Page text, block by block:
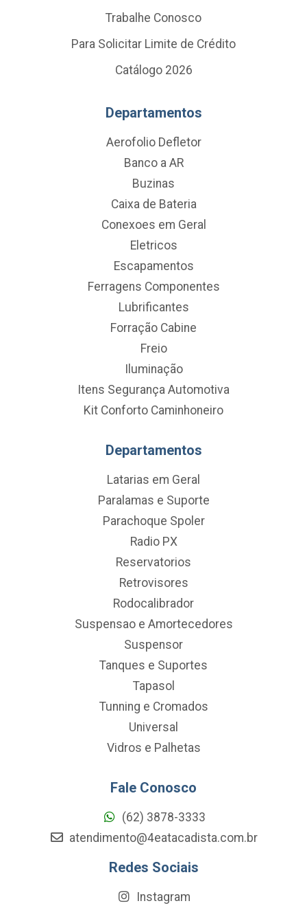
Trabalhe Conosco
Para Solicitar Limite de Crédito
Catálogo 2026
Departamentos
Aerofolio Defletor
Banco a AR
Buzinas
Caixa de Bateria
Conexoes em Geral
Eletricos
Escapamentos
Ferragens Componentes
Lubrificantes
Forração Cabine
Freio
Iluminação
Itens Segurança Automotiva
Kit Conforto Caminhoneiro
Departamentos
Latarias em Geral
Paralamas e Suporte
Parachoque Spoler
Radio PX
Reservatorios
Retrovisores
Rodocalibrador
Suspensao e Amortecedores
Suspensor
Tanques e Suportes
Tapasol
Tunning e Cromados
Universal
Vidros e Palhetas
Fale Conosco
(62) 3878-3333
atendimento@4eatacadista.com.br
Redes Sociais
Instagram